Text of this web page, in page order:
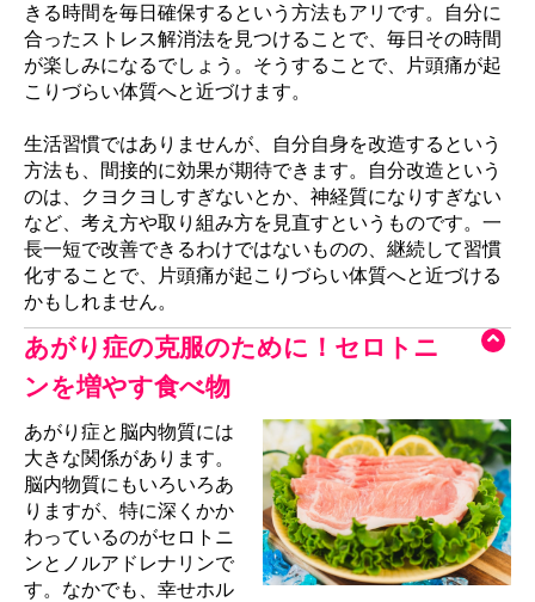
きる時間を毎日確保するという方法もアリです。自分に
合ったストレス解消法を見つけることで、毎日その時間
が楽しみになるでしょう。そうすることで、片頭痛が起
こりづらい体質へと近づけます。
生活習慣ではありませんが、自分自身を改造するという
方法も、間接的に効果が期待できます。自分改造という
のは、クヨクヨしすぎないとか、神経質になりすぎない
など、考え方や取り組み方を見直すというものです。一
長一短で改善できるわけではないものの、継続して習慣
化することで、片頭痛が起こりづらい体質へと近づける
かもしれません。
あがり症の克服のために！セロトニ
ンを増やす食べ物
あがり症と脳内物質には
大きな関係があります。
脳内物質にもいろいろあ
りますが、特に深くかか
わっているのがセロトニ
ンとノルアドレナリンで
す。なかでも、幸せホル